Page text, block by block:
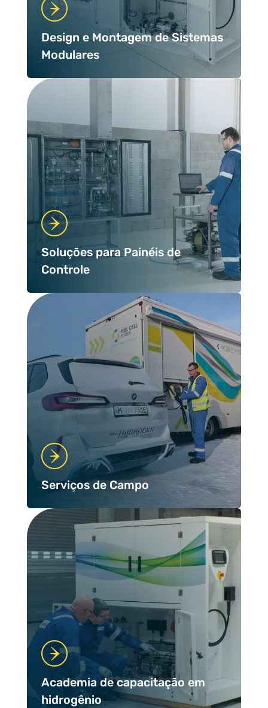
Design e Montagem de Sistemas
Modulares
Soluções para Painéis de
Controle
Serviços de Campo
Academia de capacitação em
hidrogênio